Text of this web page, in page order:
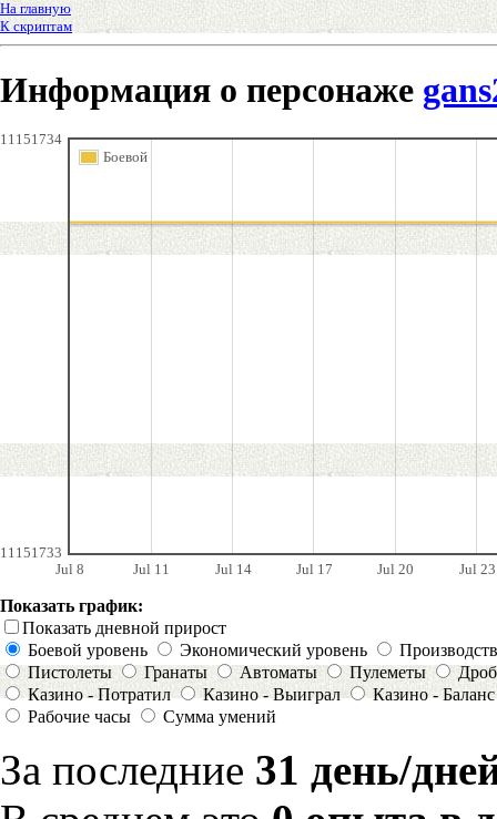
На главную
К скриптам
Информация о персонаже
Jul 8 Jul 11 Jul 14 Jul 17 Jul 20 Jul 23
11151733
11151734
Боевой
Показать график:
Показать дневной прирост
Боевой уровень
Экономический уровень
Пистолеты
Гранаты Автоматы Пулеметы
Казино - Потратил
Казино - Выиграл
Казино - Баланс
Рабочие часы
Сумма умений
За последние 31 день/